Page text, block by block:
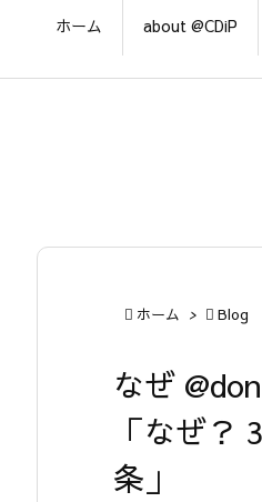
ホーム about @CDiP
 ホーム >  Blog
なぜ
「なぜ？
条」